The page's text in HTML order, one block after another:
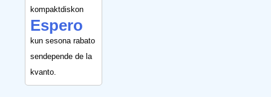
kompaktdiskon
Espero
kun sesona rabato
sendepende de la
kvanto.